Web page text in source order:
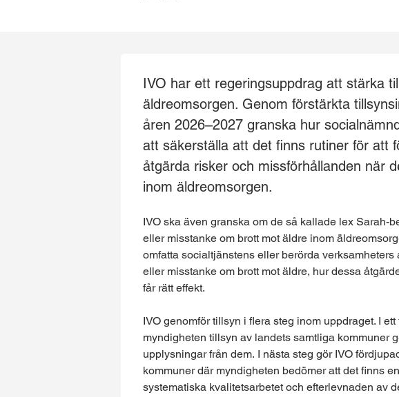
IVO har ett regeringsuppdrag att stärka
äldreomsorgen. Genom förstärkta
åren 2026–2027 granska hur
att säkerställa att det finns rutiner för att
åtgärda risker och missförhållanden när
inom äldreomsorgen.
IVO ska även granska om de så kallade lex Sarah-
eller misstanke om brott mot äldre inom
omfatta socialtjänstens eller berörda
eller misstanke om brott mot äldre, hur dessa
får rätt effekt.
IVO genomför tillsyn i flera steg inom uppdraget. I
myndigheten tillsyn av landets samtliga kommuner
upplysningar från dem. I nästa steg gör IVO
kommuner där myndigheten bedömer att det finns
systematiska kvalitetsarbetet och efterlevnaden av